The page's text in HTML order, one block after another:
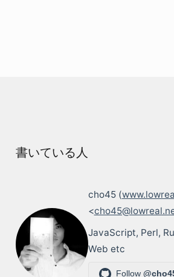
書いている人
cho45 (
<
JavaScript, Perl,
Web etc
Follow